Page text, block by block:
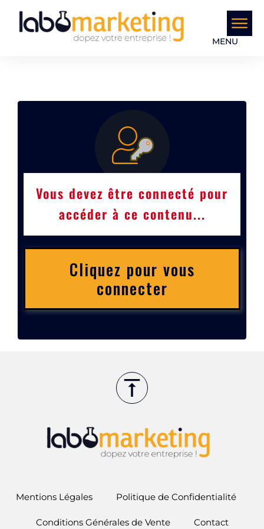
MENU
Vous devez être connecté pour
accéder à ce contenu...
Cliquez pour vous
connecter
Mentions Légales Politique de Confidentialité
Conditions Générales de Vente Contact